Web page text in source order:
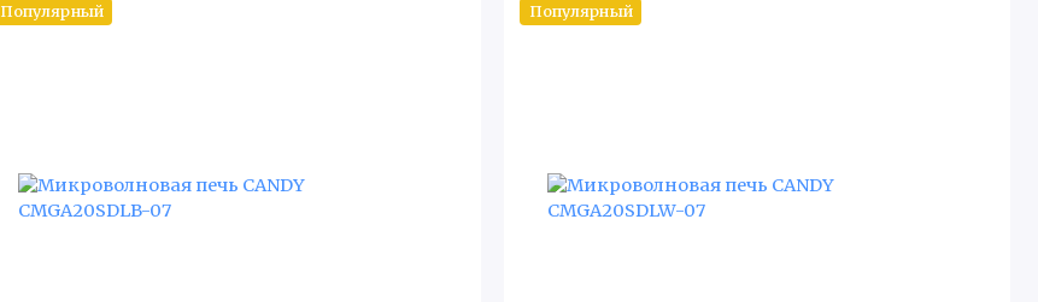
Популярный Популярный